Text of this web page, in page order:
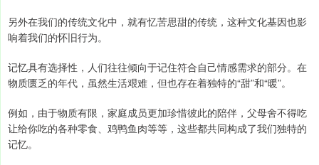
另外在我们的传统文化中，就有忆苦思甜的传统，这种文化基因也影
响着我们的怀旧行为。
记忆具有选择性，人们往往倾向于记住符合自己情感需求的部分。在
物质匮乏的年代，虽然生活艰难，但也存在着独特的“甜”和“暖”。
例如，由于物质有限，家庭成员更加珍惜彼此的陪伴，父母舍不得吃
让给你吃的各种零食、鸡鸭鱼肉等等，这些都共同构成了我们独特的
记忆。